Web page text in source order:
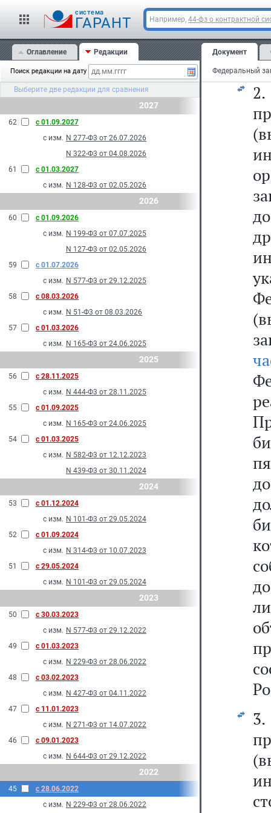
cистема
ГАРАНТ Например, 44-фз о контрактной
Оглавление Редакции
Поиск редакции на дату
Выберите две редакции для сравнения
2027
62
с 01.09.2027
с изм. N 277-Ф3 от 26.07.2026
N 322-Ф3 от 04.08.2026
61
с 01.03.2027
с изм. N 128-Ф3 от 02.05.2026
2026
60
с 01.09.2026
с изм. N 199-Ф3 от 07.07.2025
N 127-Ф3 от 02.05.2026
59
с 01.07.2026
с изм. N 577-Ф3 от 29.12.2025
58
с 08.03.2026
с изм. N 51-Ф3 от 08.03.2026
57
с 01.03.2026
с изм. N 165-Ф3 от 24.06.2025
2025
56
с 28.11.2025
с изм. N 444-Ф3 от 28.11.2025
55
с 01.09.2025
с изм. N 165-Ф3 от 24.06.2025
54
с 01.03.2025
с изм. N 582-Ф3 от 12.12.2023
N 439-Ф3 от 30.11.2024
2024
53
с 01.12.2024
с изм. N 101-Ф3 от 29.05.2024
52
с 01.09.2024
с изм. N 314-Ф3 от 10.07.2023
51
с 29.05.2024
с изм. N 101-Ф3 от 29.05.2024
2023
50
с 30.03.2023
с изм. N 577-Ф3 от 29.12.2022
49
с 01.03.2023
с изм. N 229-Ф3 от 28.06.2022
48
с 03.02.2023
с изм. N 427-Ф3 от 04.11.2022
47
с 11.01.2023
с изм. N 271-Ф3 от 14.07.2022
46
с 09.01.2023
с изм. N 644-Ф3 от 29.12.2022
2022
45
с 28.06.2022
с изм. N 229-Ф3 от 28.06.2022
Документ